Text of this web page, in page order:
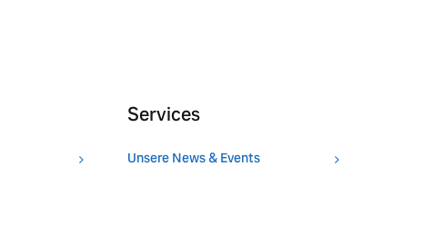
Services
Unsere News & Events